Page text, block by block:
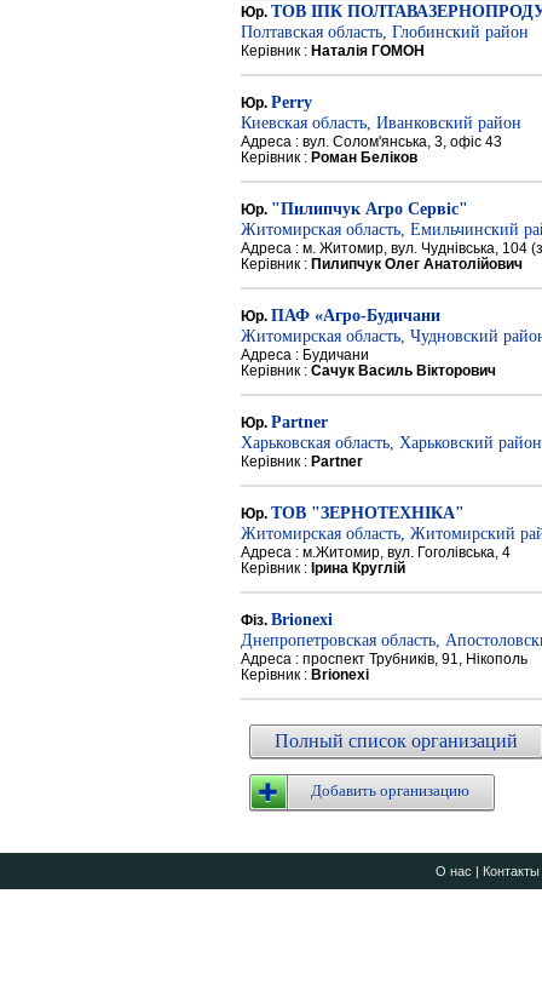
Юр. ТОВ ІПК
Полтавская область, Глобинский район
Керівник : Наталія ГОМОН
Юр. Perry
Киевская область, Иванковский район
Адреса : вул. Солом'янська, 3, офіс 43
Керівник : Роман Беліков
Юр. "Пилипчук Агро Сервіс"
Житомирская область, Емильчинский
Адреса : м. Житомир, вул. Чуднівська, 104
Керівник : Пилипчук Олег Анатолійович
Юр. ПАФ «Агро-Будичани
Житомирская область, Чудновский
Адреса : Будичани
Керівник : Сачук Василь Вікторович
Юр. Partner
Харьковская область, Харьковский район
Керівник : Partner
Юр. ТОВ "ЗЕРНОТЕХНІКА"
Житомирская область, Житомирский
Адреса : м.Житомир, вул. Гоголівська, 4
Керівник : Ірина Круглій
Фіз. Brionexi
Днепропетровская область,
Адреса : проспект Трубників, 91, Нікополь
Керівник : Brionexi
Полный список организаций
Добавить организацию
О нас | Контакты